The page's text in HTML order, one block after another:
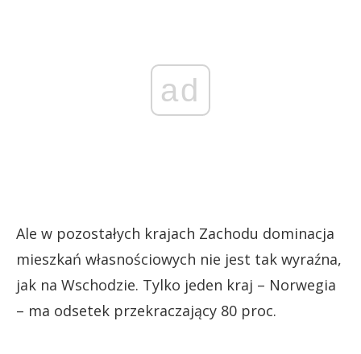
ad
Ale w pozostałych krajach Zachodu dominacja
mieszkań własnościowych nie jest tak wyraźna,
jak na Wschodzie. Tylko jeden kraj – Norwegia
– ma odsetek przekraczający 80 proc.